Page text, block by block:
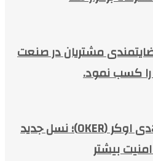
مشتریان در صنعت
را کسب نمود.
معرفی کرکره فولادی اوکر (OKER)؛ نسل جدید
بیشتر